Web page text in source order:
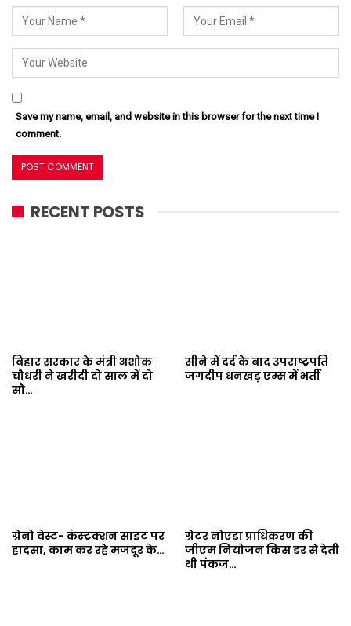
Save my name, email, and website in this browser for the next time I
comment.
RECENT POSTS
बिहार सरकार के मंत्री अशोक
चौधरी ने खरीदी दो साल में दो
सौ…
सीने में दर्द के बाद उपराष्ट्रपति
जगदीप धनखड़ एम्स में भर्ती
ग्रेनो वेस्ट- कंस्ट्रक्शन साइट पर
हादसा, काम कर रहे मजदूर के…
ग्रेटर नोएडा प्राधिकरण की
जीएम नियोजन किस डर से देती
थी पंकज…